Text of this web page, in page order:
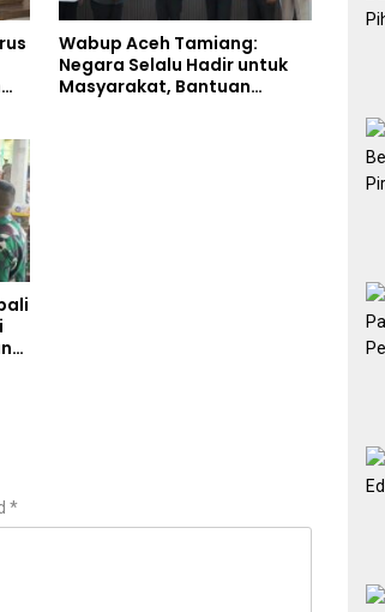
Wabup Aceh Tamiang:
Negara Selalu Hadir untuk
Masyarakat, Bantuan
*